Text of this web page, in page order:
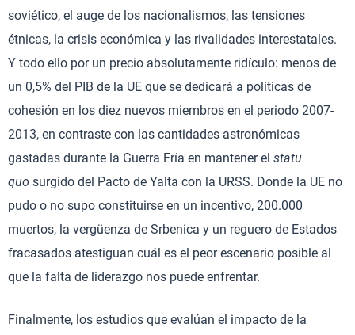
soviético, el auge de los nacionalismos, las tensiones
étnicas, la crisis económica y las rivalidades interestatales.
Y todo ello por un precio absolutamente ridículo: menos de
un 0,5% del PIB de la UE que se dedicará a políticas de
cohesión en los diez nuevos miembros en el periodo 2007-
2013, en contraste con las cantidades astronómicas
gastadas durante la Guerra Fría en mantener el statu
quo surgido del Pacto de Yalta con la URSS. Donde la UE no
pudo o no supo constituirse en un incentivo, 200.000
muertos, la vergüenza de Srbenica y un reguero de Estados
fracasados atestiguan cuál es el peor escenario posible al
que la falta de liderazgo nos puede enfrentar.
Finalmente, los estudios que evalúan el impacto de la